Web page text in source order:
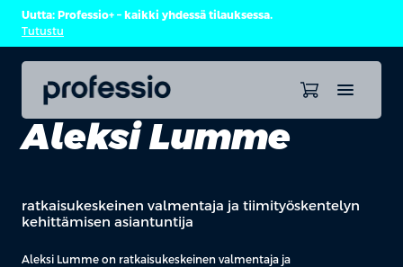
Uutta: Professio+ – kaikki yhdessä tilauksessa.
Tutustu
Aleksi Lumme
ratkaisukeskeinen valmentaja ja tiimityöskentelyn
kehittämisen asiantuntija
Aleksi Lumme on ratkaisukeskeinen valmentaja ja